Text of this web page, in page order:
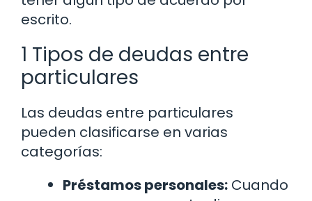
escrito.
1 Tipos de deudas entre
particulares
Las deudas entre particulares
pueden clasificarse en varias
categorías:
Préstamos personales: Cuando